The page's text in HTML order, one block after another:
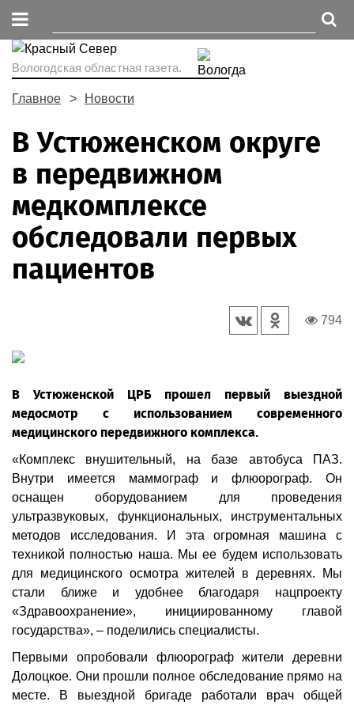
Вологодская областная газета.
Главное Новости
В Устюженском округе
в передвижном
медкомплексе
обследовали первых
пациентов
794
В Устюженской ЦРБ прошел первый выездной
медосмотр с использованием современного
медицинского передвижного комплекса.
«Комплекс внушительный, на базе автобуса ПАЗ.
Внутри имеется маммограф и флюорограф. Он
оснащен оборудованием для проведения
ультразвуковых, функциональных, инструментальных
методов исследования. И эта огромная машина с
техникой полностью наша. Мы ее будем использовать
для медицинского осмотра жителей в деревнях. Мы
стали ближе и удобнее благодаря нацпроекту
«Здравоохранение», инициированному главой
государства», – поделились специалисты.
Первыми опробовали флюорограф жители деревни
Долоцкое. Они прошли полное обследование прямо на
месте. В выездной бригаде работали врач общей